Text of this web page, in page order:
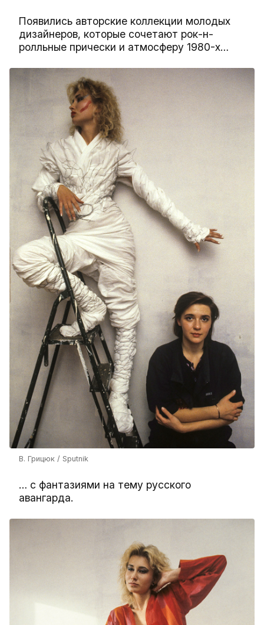
Появились авторские коллекции молодых
дизайнеров, которые сочетают рок-н-
ролльные прически и атмосферу 1980-х…
В. Грицюк / Sputnik
… с фантазиями на тему русского
авангарда.